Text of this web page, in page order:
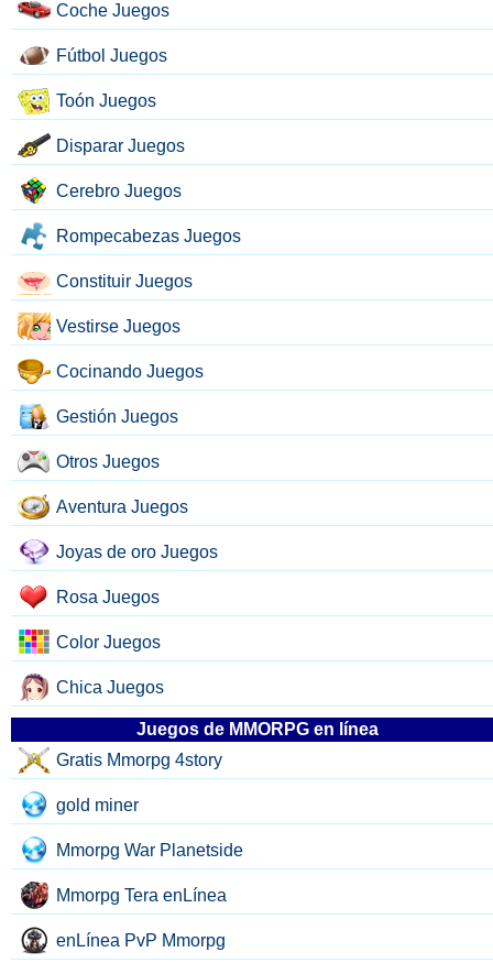
Coche Juegos
Fútbol Juegos
Toón Juegos
Disparar Juegos
Cerebro Juegos
Rompecabezas Juegos
Constituir Juegos
Vestirse Juegos
Cocinando Juegos
Gestión Juegos
Otros Juegos
Aventura Juegos
Joyas de oro Juegos
Rosa Juegos
Color Juegos
Chica Juegos
Juegos de MMORPG en línea
Gratis Mmorpg 4story
gold miner
Mmorpg War Planetside
Mmorpg Tera enLínea
enLínea PvP Mmorpg